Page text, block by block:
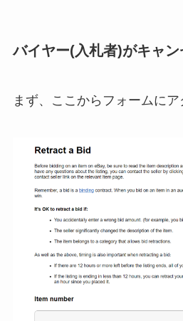
バイヤー(入札者)がキャ
まず、ここからフォームにア